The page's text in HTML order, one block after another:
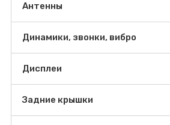
Антенны
Динамики, звонки, вибро
Дисплеи
Задние крышки